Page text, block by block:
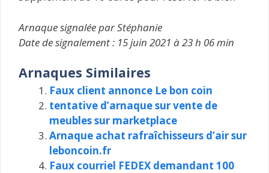
Arnaque signalée par Stéphanie
Date de signalement : 15 juin 2021 à 23 h 06 min
Arnaques Similaires
Faux client annonce Le bon coin
tentative d’arnaque sur vente de
meubles sur marketplace
Arnaque achat rafraîchisseurs d’air sur
leboncoin.fr
Faux courriel FEDEX demandant 100